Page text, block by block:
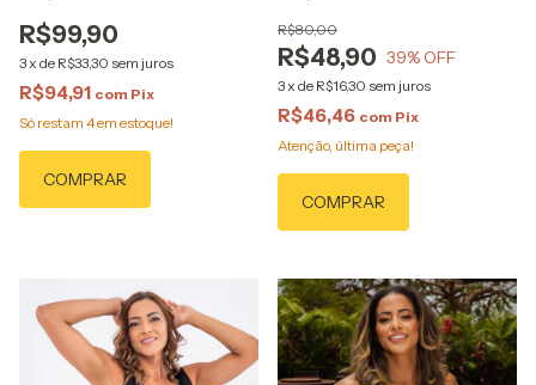
R$99,90
3 x de R$33,30 sem juros
R$94,91 com Pix
Só restam 4em estoque!
COMPRAR
R$48,90
R$80,00
39% OFF
3 x de R$16,30 sem juros
R$46,46 com Pix
Atenção, última peça!
COMPRAR